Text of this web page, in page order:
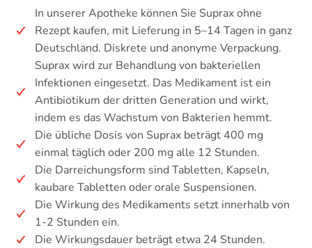
In unserer Apotheke können Sie Suprax ohne
Rezept kaufen, mit Lieferung in 5–14 Tagen in ganz
Deutschland. Diskrete und anonyme Verpackung.
Suprax wird zur Behandlung von bakteriellen
Infektionen eingesetzt. Das Medikament ist ein
Antibiotikum der dritten Generation und wirkt,
indem es das Wachstum von Bakterien hemmt.
Die übliche Dosis von Suprax beträgt 400 mg
einmal täglich oder 200 mg alle 12 Stunden.
Die Darreichungsform sind Tabletten, Kapseln,
kaubare Tabletten oder orale Suspensionen.
Die Wirkung des Medikaments setzt innerhalb von
1-2 Stunden ein.
Die Wirkungsdauer beträgt etwa 24 Stunden.